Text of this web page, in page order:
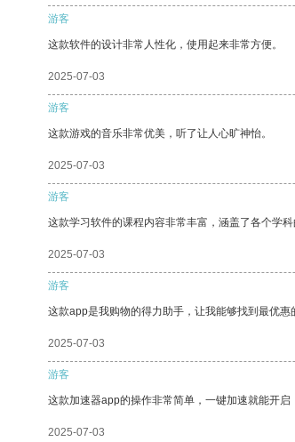
游客
这款软件的设计非常人性化，使用起来非常方便。
2025-07-03
游客
这款游戏的音乐非常优美，听了让人心旷神怡。
2025-07-03
游客
这款学习软件的课程内容非常丰富，涵盖了各个学
2025-07-03
游客
这款app是我购物的得力助手，让我能够找到最优惠
2025-07-03
游客
这款加速器app的操作非常简单，一键加速就能开启
2025-07-03